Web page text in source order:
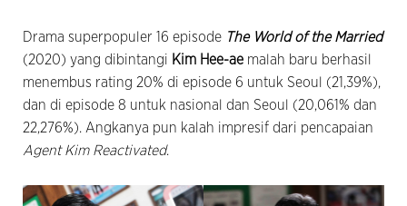
Drama superpopuler 16 episode The World of the Married
(2020) yang dibintangi Kim Hee-ae malah baru berhasil
menembus rating 20% di episode 6 untuk Seoul (21,39%),
dan di episode 8 untuk nasional dan Seoul (20,061% dan
22,276%). Angkanya pun kalah impresif dari pencapaian
Agent Kim Reactivated.